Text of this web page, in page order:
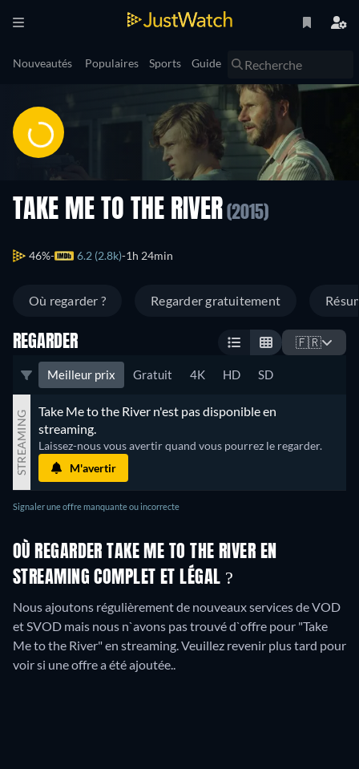
Nouveautés Populaires Sports Guide
TAKE ME TO THE RIVER (2015)
46% 6.2 (2.8k) 1h 24min
Où regarder ? Regarder gratuitement
REGARDER 🇫🇷
Meilleur prix Gratuit 4K HD SD
STREAMING
Take Me to the River n'est pas disponible en
streaming.
Laissez-nous vous avertir quand vous pourrez le regarder.
M'avertir
Signaler une offre manquante ou incorrecte
OÙ REGARDER TAKE ME TO THE RIVER EN
STREAMING COMPLET ET LÉGAL ?
Nous ajoutons régulièrement de nouveaux services de VOD
et SVOD mais nous n`avons pas trouvé d`offre pour "Take
Me to the River" en streaming. Veuillez revenir plus tard pour
voir si une offre a été ajoutée..